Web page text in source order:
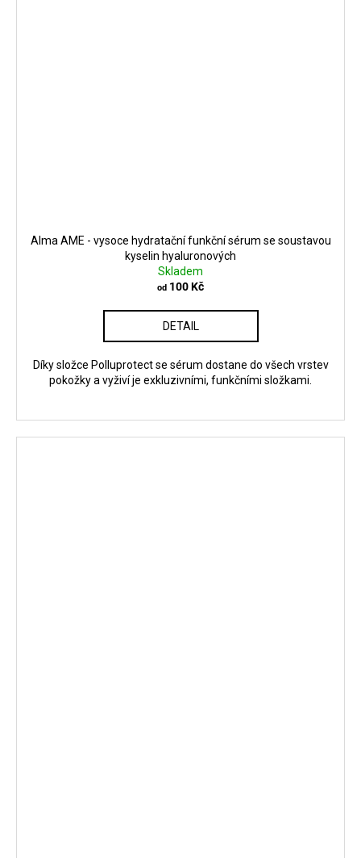
Alma AME - vysoce hydratační funkční sérum se soustavou
kyselin hyaluronových
Skladem
od 100 Kč
DETAIL
Díky složce Polluprotect se sérum dostane do všech vrstev
pokožky a vyživí je exkluzivními, funkčními složkami.